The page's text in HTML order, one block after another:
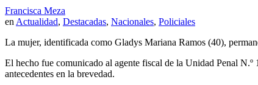
Francisca Meza
en Actualidad, Destacadas, Nacionales, Policiales
La mujer, identificada como Gladys Mariana Ramos (40),
El hecho fue comunicado al agente fiscal de la Unidad Penal
antecedentes en la brevedad.